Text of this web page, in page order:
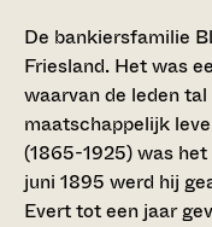
De bankiersfamilie
Friesland. Het was
waarvan de leden
maatschappelijk
(1865-1925) was
juni 1895 werd hij
Evert tot een jaar